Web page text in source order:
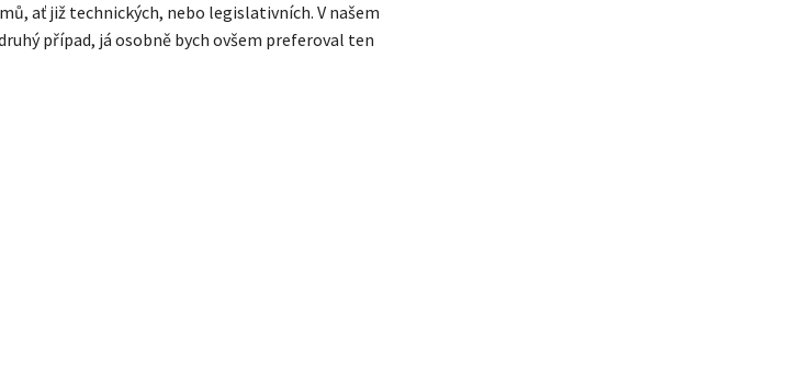
ať již technických, nebo legislativních. V našem
případ, já osobně bych ovšem preferoval ten